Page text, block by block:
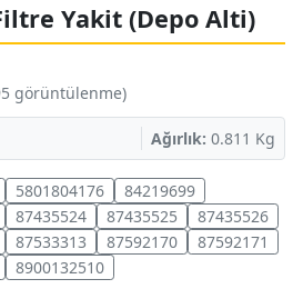
Yakit (Depo Alti)
görüntülenme)
Ağırlık: 0.811 Kg
5801804176
84219699
87435524 87435525
87435526
87533313 87592170
87592171
8900132510